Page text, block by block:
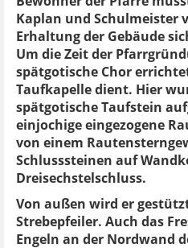
Kaplan und Schulmeister
Erhaltung der Gebäude
Um die Zeit der
spätgotische Chor
Taufkapelle dient. Hier
spätgotische Taufstein
einjochige eingezogene
von einem
Schlusssteinen auf
Dreisechstelschluss.
Von außen wird er
Strebepfeiler. Auch das
Engeln an der Nordwand